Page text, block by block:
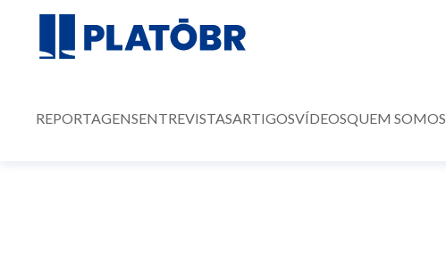
REPORTAGENSENTREVISTASARTIGOSVÍDEOSQUEM SOMOS